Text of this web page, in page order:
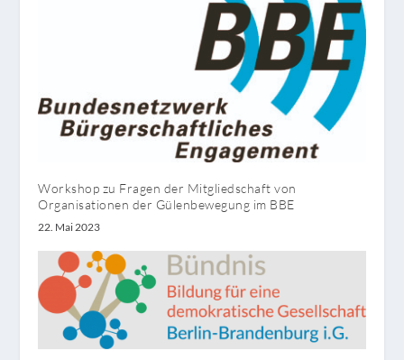
Workshop zu Fragen der Mitgliedschaft von
Organisationen der Gülenbewegung im BBE
22. Mai 2023